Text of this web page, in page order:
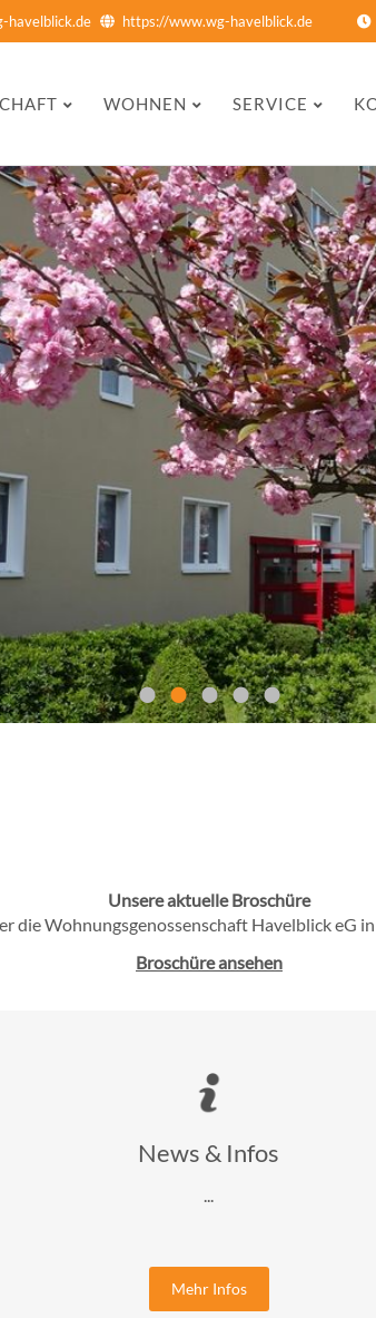
havelblick.de https://www.wg-havelblick.de
WOHNEN SERVICE
•••••
Unsere aktuelle Broschüre
die Wohnungsgenossenschaft Havelblick eG
Broschüre ansehen
News & Infos
...
Mehr Infos